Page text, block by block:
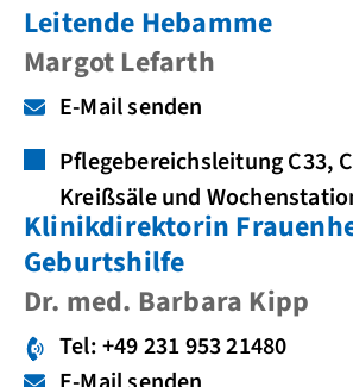
Leitende Hebamme
Margot Lefarth
E-Mail senden
Pflegebereichsleitung C33,
Kreißsäle und
Klinikdirektorin
Geburtshilfe
Dr. med. Barbara Kipp
Tel: +49 231 953 21480